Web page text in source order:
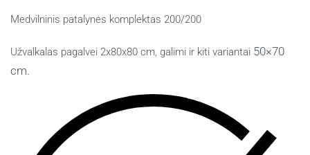
Medvilninis patalynės komplektas 200/200
Užvalkalas pagalvei 2x80x80 cm, galimi ir kiti variantai 50×70
cm.